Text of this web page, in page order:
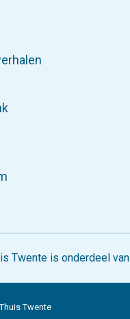
Twente is onderdeel van
Twente